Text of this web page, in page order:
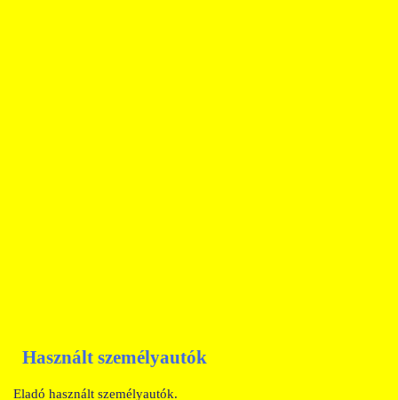
Használt személyautók
Eladó használt személyautók.